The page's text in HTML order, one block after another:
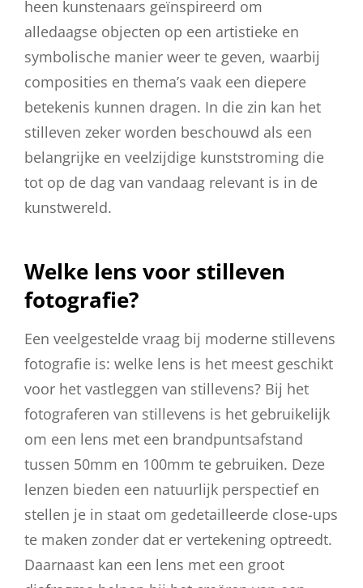
heen kunstenaars geïnspireerd om
alledaagse objecten op een artistieke en
symbolische manier weer te geven, waarbij
composities en thema’s vaak een diepere
betekenis kunnen dragen. In die zin kan het
stilleven zeker worden beschouwd als een
belangrijke en veelzijdige kunststroming die
tot op de dag van vandaag relevant is in de
kunstwereld.
Welke lens voor stilleven
fotografie?
Een veelgestelde vraag bij moderne stillevens
fotografie is: welke lens is het meest geschikt
voor het vastleggen van stillevens? Bij het
fotograferen van stillevens is het gebruikelijk
om een lens met een brandpuntsafstand
tussen 50mm en 100mm te gebruiken. Deze
lenzen bieden een natuurlijk perspectief en
stellen je in staat om gedetailleerde close-ups
te maken zonder dat er vertekening optreedt.
Daarnaast kan een lens met een groot